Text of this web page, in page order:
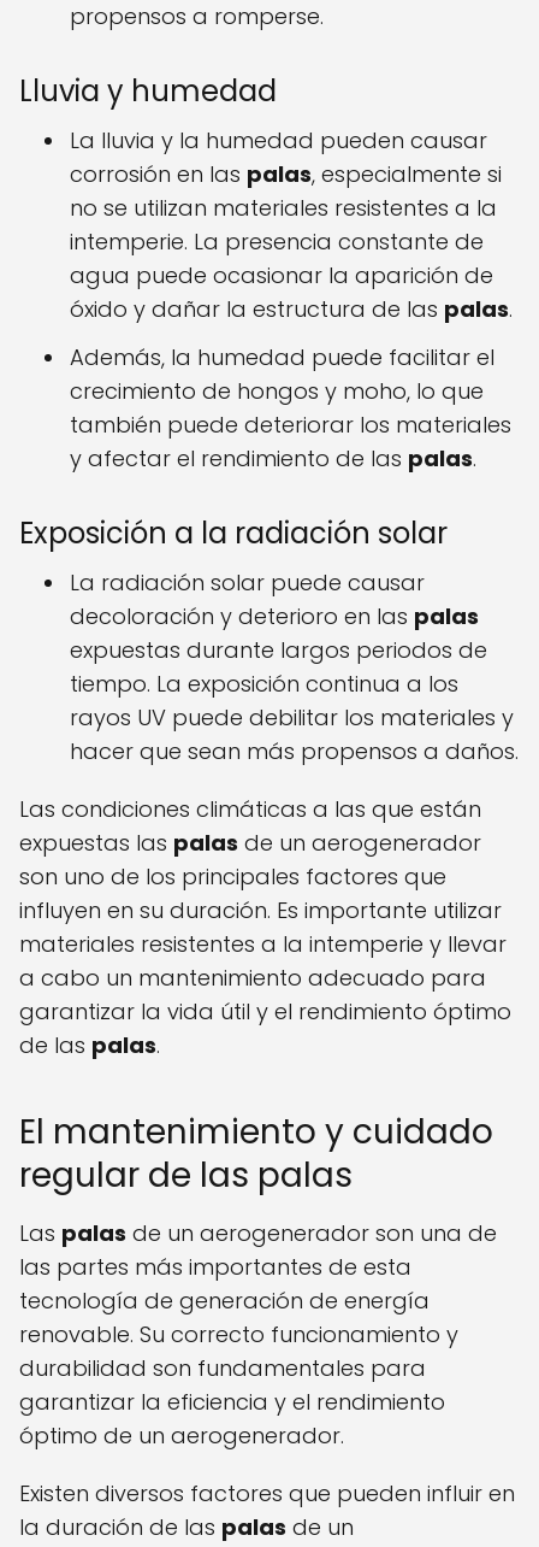
propensos a romperse.
Lluvia y humedad
La lluvia y la humedad pueden causar
corrosión en las palas, especialmente si
no se utilizan materiales resistentes a la
intemperie. La presencia constante de
agua puede ocasionar la aparición de
óxido y dañar la estructura de las palas.
Además, la humedad puede facilitar el
crecimiento de hongos y moho, lo que
también puede deteriorar los materiales
y afectar el rendimiento de las palas.
Exposición a la radiación solar
La radiación solar puede causar
decoloración y deterioro en las palas
expuestas durante largos periodos de
tiempo. La exposición continua a los
rayos UV puede debilitar los materiales y
hacer que sean más propensos a daños.
Las condiciones climáticas a las que están
expuestas las palas de un aerogenerador
son uno de los principales factores que
influyen en su duración. Es importante utilizar
materiales resistentes a la intemperie y llevar
a cabo un mantenimiento adecuado para
garantizar la vida útil y el rendimiento óptimo
de las palas.
El mantenimiento y cuidado
regular de las palas
Las palas de un aerogenerador son una de
las partes más importantes de esta
tecnología de generación de energía
renovable. Su correcto funcionamiento y
durabilidad son fundamentales para
garantizar la eficiencia y el rendimiento
óptimo de un aerogenerador.
Existen diversos factores que pueden influir en
la duración de las palas de un